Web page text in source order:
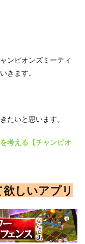
ンピオンズミーティ
きます。
たいと思います。
考える【チャンピオ
しいアプリ